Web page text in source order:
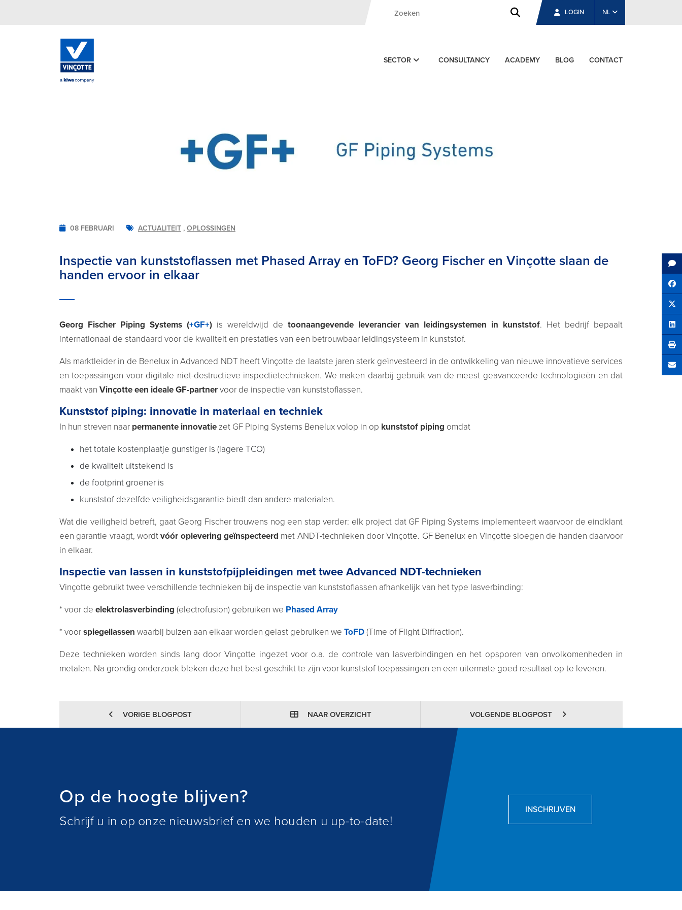
LOGIN NL
SECTOR CONSULTANCY ACADEMY BLOG CONTACT
08 FEBRUARI ACTUALITEIT , OPLOSSINGEN
Inspectie van kunststoflassen met Phased Array en ToFD? Georg Fischer en Vinçotte slaan de
handen ervoor in elkaar
Georg Fischer Piping Systems (+GF+) is wereldwijd de toonaangevende leverancier van leidingsystemen in kunststof. Het bedrijf bepaalt
internationaal de standaard voor de kwaliteit en prestaties van een betrouwbaar leidingsysteem in kunststof.
Als marktleider in de Benelux in Advanced NDT heeft Vinçotte de laatste jaren sterk geïnvesteerd in de ontwikkeling van nieuwe innovatieve services
en toepassingen voor digitale niet-destructieve inspectietechnieken. We maken daarbij gebruik van de meest geavanceerde technologieën en dat
maakt van Vinçotte een ideale GF-partnervoor de inspectie van kunststoflassen.
Kunststof piping: innovatie in materiaal en techniek
In hun streven naar permanente innovatie zet GF Piping Systems Benelux volop in op kunststof piping omdat
het totale kostenplaatje gunstiger is (lagere TCO)
de kwaliteit uitstekend is
de footprint groener is
kunststof dezelfde veiligheidsgarantie biedt dan andere materialen.
Wat die veiligheid betreft, gaat Georg Fischer trouwens nog een stap verder: elk project dat GF Piping Systems implementeert waarvoor de eindklant
een garantie vraagt, wordtvóór oplevering geïnspecteerd met ANDT-technieken door Vinçotte. GF Benelux en Vinçotte sloegen de handen daarvoor
in elkaar.
Inspectie van lassen in kunststofpijpleidingen met twee Advanced NDT-technieken
Vinçotte gebruikt twee verschillende technieken bij de inspectie van kunststoflassen afhankelijk van het type lasverbinding:
* voor de elektrolasverbinding (electrofusion) gebruiken we Phased Array
* voorspiegellassen waarbij buizen aan elkaar worden gelast gebruiken we ToFD(Time of Flight Diffraction).
Deze technieken worden sinds lang door Vinçotte ingezet voor o.a. de controle van lasverbindingen en het opsporen van onvolkomenheden in
metalen. Na grondig onderzoek bleken deze het best geschikt te zijn voor kunststof toepassingen en een uitermate goed resultaat op te leveren.
VORIGE BLOGPOST NAAR OVERZICHT VOLGENDE BLOGPOST
Op de hoogte blijven?
Schrijf u in op onze nieuwsbrief en we houden u up-to-date!
INSCHRIJVEN